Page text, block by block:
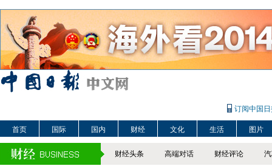
订阅中国
首页 国际 国内 财经 文化 生活 图片
财经头条 高端对话 财经评论